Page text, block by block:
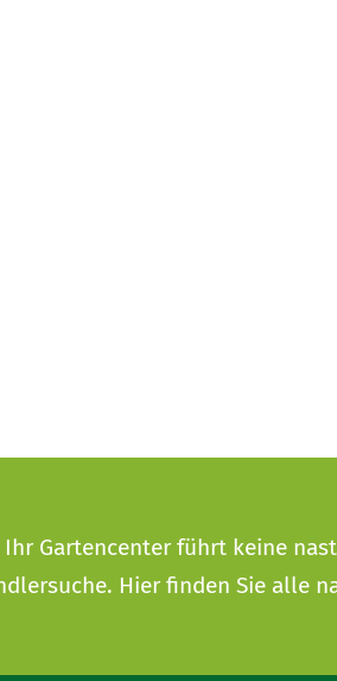
Ihr Gartencenter führt keine
. Hier finden Sie alle